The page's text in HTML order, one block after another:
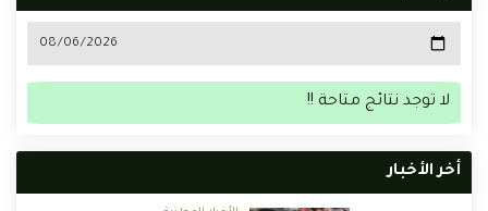
لا توجد نتائج متاحة !!
أخر الأخبار